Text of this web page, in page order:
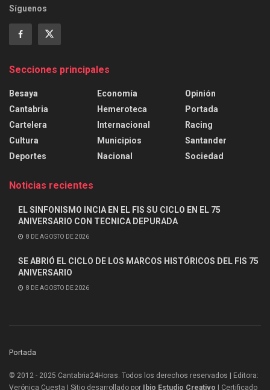
Síguenos
Secciones principales
Besaya
Cantabria
Cartelera
Cultura
Deportes
Economía
Hemeroteca
Internacional
Municipios
Nacional
Opinión
Portada
Racing
Santander
Sociedad
Noticias recientes
EL SINFONISMO INCIA EN EL FIS SU CICLO EN EL 75
ANIVERSARIO CON TECNICA DEPURADA
8 DE AGOSTO DE 2026
SE ABRIÓ EL CICLO DE LOS MARCOS HISTÓRICOS DEL FIS 75
ANIVERSARIO
8 DE AGOSTO DE 2026
Portada
© 2012 - 2025 Cantabria24Horas. Todos los derechos reservados | Editora:
Verónica Cuesta | Sitio desarrollado por
Ibio Estudio Creativo | Certificado